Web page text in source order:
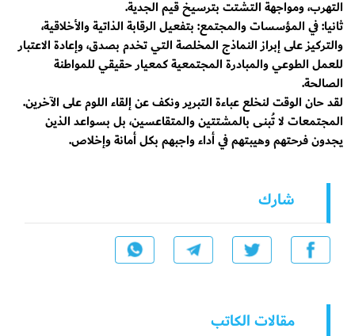
التهرب، ومواجهة التشتت بترسيخ قيم الجدية.
ثانيا: ​في المؤسسات والمجتمع: بتفعيل الرقابة الذاتية والأخلاقية،
والتركيز على إبراز النماذج المخلصة التي تخدم بصدق، وإعادة الاعتبار
للعمل الطوعي والمبادرة المجتمعية كمعيار حقيقي للمواطنة
الصالحة.
​لقد حان الوقت لنخلع عباءة التبرير ونكف عن إلقاء اللوم على الآخرين.
المجتمعات لا تُبنى بالمشتتين والمتقاعسين، بل بسواعد الذين
يجدون فرحتهم وهيبتهم في أداء واجبهم بكل أمانة وإخلاص.
شارك
مقالات الكاتب